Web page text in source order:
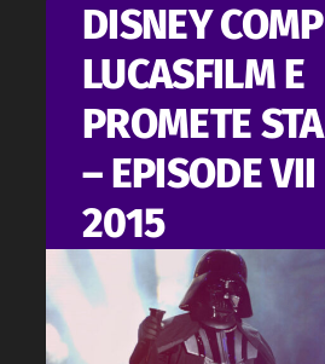
DISNEY
LUCASFILM E
PROMETE
– EPISODE
2015